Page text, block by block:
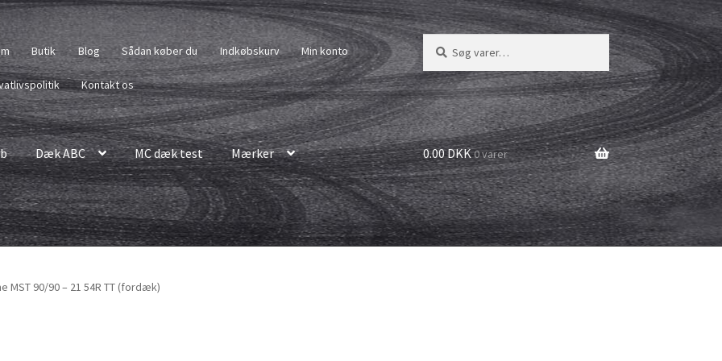
Butik Blog Sådan køber du Indkøbskurv Min konto
Kontakt os
Søg
efter:
Søg
Dæk ABC MC dæk test Mærker 0.00 DKK0 varer
MST 90/90 – 21 54R TT (fordæk)